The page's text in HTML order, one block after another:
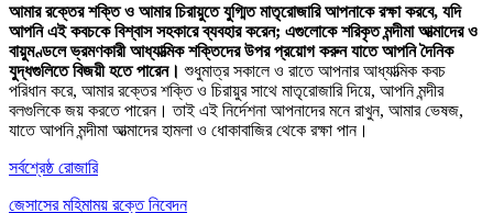
আমার রক্তের শক্তি ও আমার চিরায়ুতে যুগ্মিত মাতৃরোজারি আপনাকে রক্ষা করবে, যদি
আপনি এই কবচকে বিশ্বাস সহকারে ব্যবহার করেন; এগুলোকে শরিকৃত মন্দীমা আত্মাদের ও
বায়ুমণ্ডলে ভ্রমণকারী আধ্যাত্মিক শক্তিদের উপর প্রয়োগ করুন যাতে আপনি দৈনিক
যুদ্ধগুলিতে বিজয়ী হতে পারেন। শুধুমাত্র সকালে ও রাতে আপনার আধ্যাত্মিক কবচ
পরিধান করে, আমার রক্তের শক্তি ও চিরায়ুর সাথে মাতৃরোজারি দিয়ে, আপনি মন্দীর
বলগুলিকে জয় করতে পারেন। তাই এই নির্দেশনা আপনাদের মনে রাখুন, আমার ভেষজ,
যাতে আপনি মন্দীমা আত্মাদের হামলা ও ধোকাবাজির থেকে রক্ষা পান।
সর্বশ্রেষ্ঠ রোজারি
জেসাসের মহিমাময় রক্তে নিবেদন